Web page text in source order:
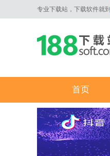
专业下载站，下载软件就到
首页